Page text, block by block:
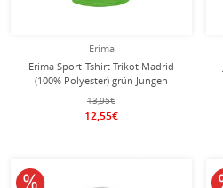
Erima
Erima Sport-Tshirt Trikot Madrid
(100% Polyester) grün Jungen
13,95€
12,55€
10% reduziert